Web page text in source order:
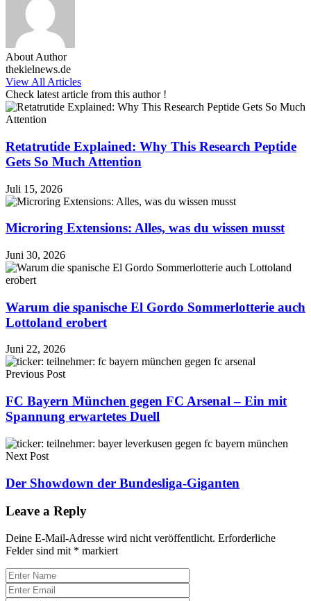
About Author
thekielnews.de
View All Articles
Check latest article from this author !
Retatrutide Explained: Why This Research Peptide
Gets So Much Attention
Juli 15, 2026
Microring Extensions: Alles, was du wissen musst
Juni 30, 2026
Warum die spanische El Gordo Sommerlotterie auch
Lottoland erobert
Juni 22, 2026
Previous Post
FC Bayern München gegen FC Arsenal – Ein mit
Spannung erwartetes Duell
Next Post
Der Showdown der Bundesliga-Giganten
Leave a Reply
Deine E-Mail-Adresse wird nicht veröffentlicht. Erforderliche
Felder sind mit * markiert